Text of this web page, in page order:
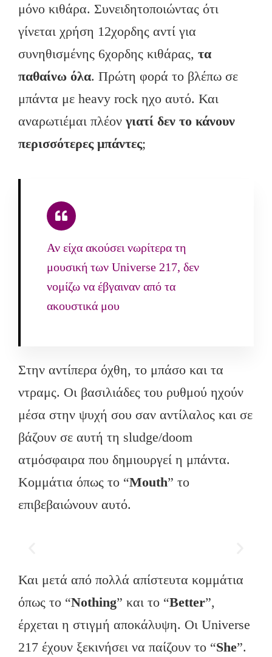
μόνο κιθάρα. Συνειδητοποιώντας ότι
γίνεται χρήση 12χορδης αντί για
συνηθισμένης 6χορδης κιθάρας, τα
παθαίνω όλα. Πρώτη φορά το βλέπω σε
μπάντα με heavy rock ηχο αυτό. Και
αναρωτιέμαι πλέον γιατί δεν το κάνουν
περισσότερες μπάντες;
Αν είχα ακούσει νωρίτερα τη
μουσική των Universe 217, δεν
νομίζω να έβγαιναν από τα
ακουστικά μου
Στην αντίπερα όχθη, το μπάσο και τα
ντραμς. Οι βασιλιάδες του ρυθμού ηχούν
μέσα στην ψυχή σου σαν αντίλαλος και σε
βάζουν σε αυτή τη sludge/doom
ατμόσφαιρα που δημιουργεί η μπάντα.
Κομμάτια όπως το “Mouth” το
επιβεβαιώνουν αυτό.
Και μετά από πολλά απίστευτα κομμάτια
όπως το “Nothing” και το “Better”,
έρχεται η στιγμή αποκάλυψη. Οι Universe
217 έχουν ξεκινήσει να παίζουν το “She”.